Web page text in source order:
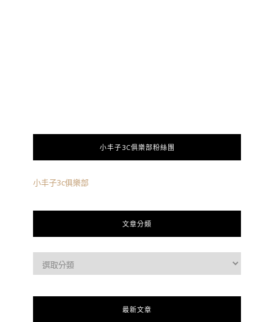
小丰子3C俱樂部粉絲團
小丰子3c俱樂部
文章分類
最新文章